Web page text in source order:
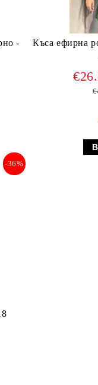
-
Къса ефирна
-36%